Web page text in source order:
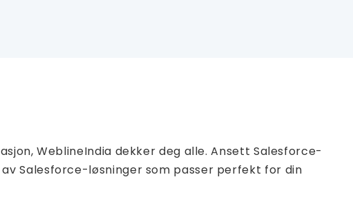
WeblineIndia dekker deg alle. Ansett Salesforce-
Salesforce-løsninger som passer perfekt for din